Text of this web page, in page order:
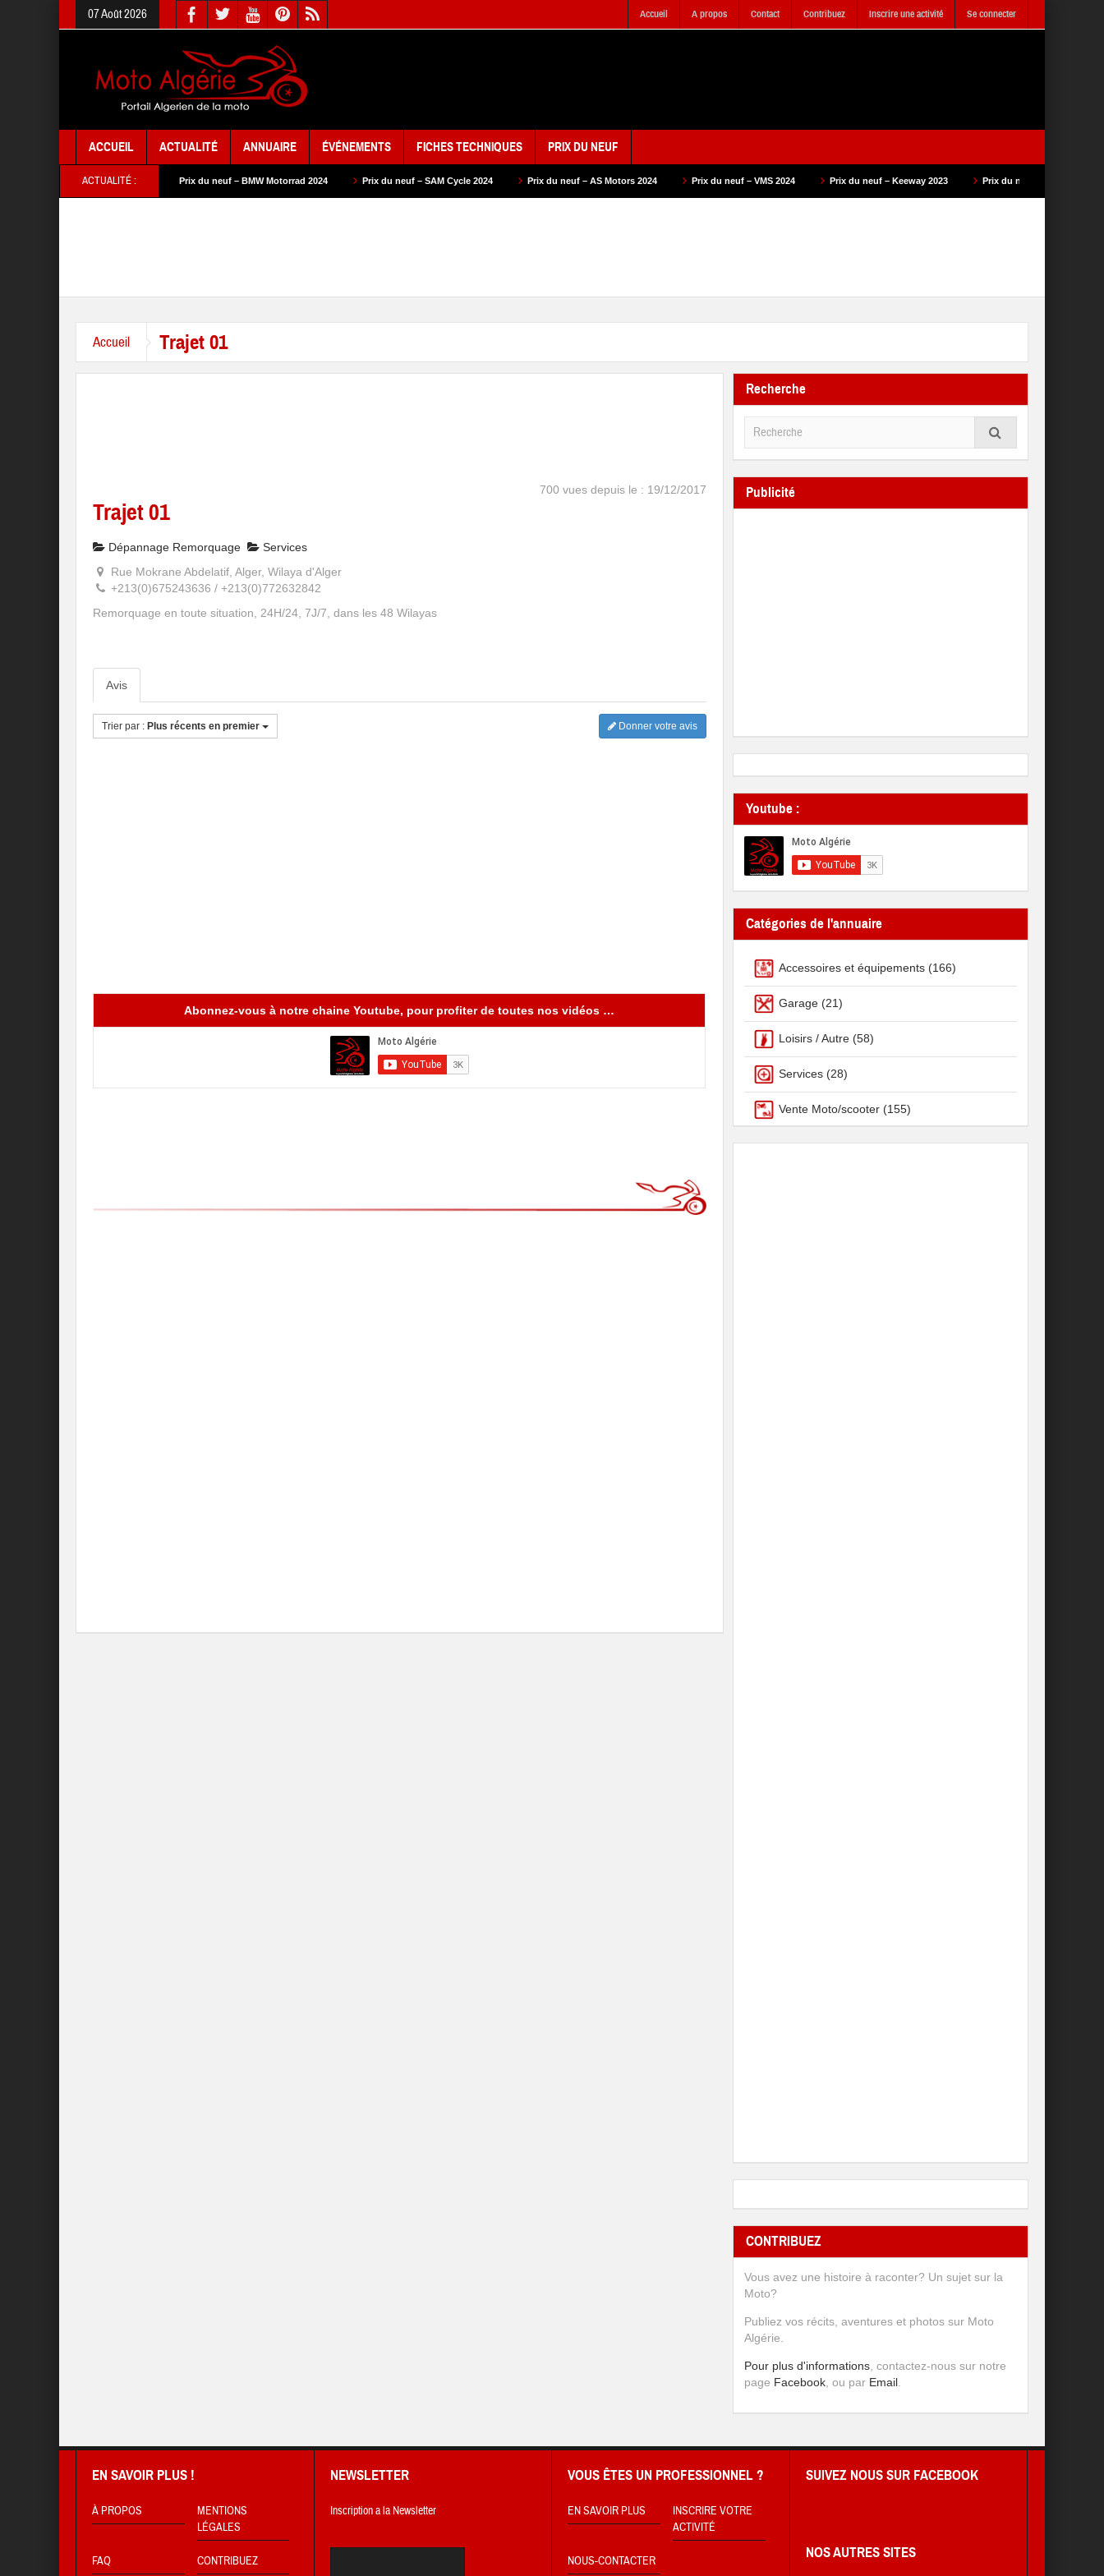
07 Août 2026 Accueil A propos Contact Contribuez Inscrire une activité Se connecter
ACCUEIL ACTUALITÉ ANNUAIRE ÉVÉNEMENTS FICHES TECHNIQUES PRIX DU NEUF
ACTUALITÉ :
du neuf – SYM 2024 Prix du neuf – BMW Motorrad 2024 Prix du neuf – SAM Cycle 2024 Prix du neuf – AS Motors 2024 Prix du neuf – VMS 2024 Prix du neuf – Keeway 2023 Prix du neuf – SAM Cycle 2023
Accueil Trajet 01
700 vues depuis le : 19/12/2017
Trajet 01
Dépannage Remorquage
Services
Rue Mokrane Abdelatif, Alger, Wilaya d'Alger
+213(0)675243636 / +213(0)772632842
Remorquage en toute situation, 24H/24, 7J/7, dans les 48 Wilayas
Avis
Trier par : Plus récents en premier Donner votre avis
Abonnez-vous à notre chaine Youtube, pour profiter de toutes nos vidéos …
Recherche
Publicité
Youtube :
Catégories de l'annuaire
Accessoires et équipements (166)
Garage (21)
Loisirs / Autre (58)
Services (28)
Vente Moto/scooter (155)
CONTRIBUEZ
Vous avez une histoire à raconter? Un sujet sur la
Moto?
Publiez vos récits, aventures et photos sur Moto
Algérie.
Pour plus d'informations , contactez-nous sur notre
page Facebook , ou par Email
EN SAVOIR PLUS !
À PROPOS
MENTIONS
LÉGALES
FAQ CONTRIBUEZ
NEWSLETTER
Inscription a la Newsletter
VOUS ÊTES UN PROFESSIONNEL ?
EN SAVOIR PLUS
INSCRIRE VOTRE
ACTIVITÉ
NOUS-CONTACTER
SUIVEZ NOUS SUR FACEBOOK
NOS AUTRES SITES